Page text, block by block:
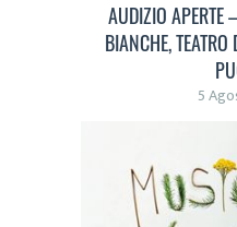
AUDIZIO APERTE
BIANCHE,
5